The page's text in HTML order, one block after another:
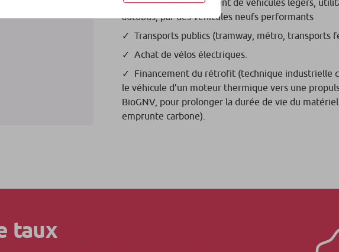
autobus, par des véhicules neufs performants
Transports publics (tramway, métro, transports
Achat de vélos électriques.
Financement du rétrofit (technique industrielle
le véhicule d’un moteur thermique vers une
BioGNV, pour prolonger la durée de vie du
emprunte carbone).
taux